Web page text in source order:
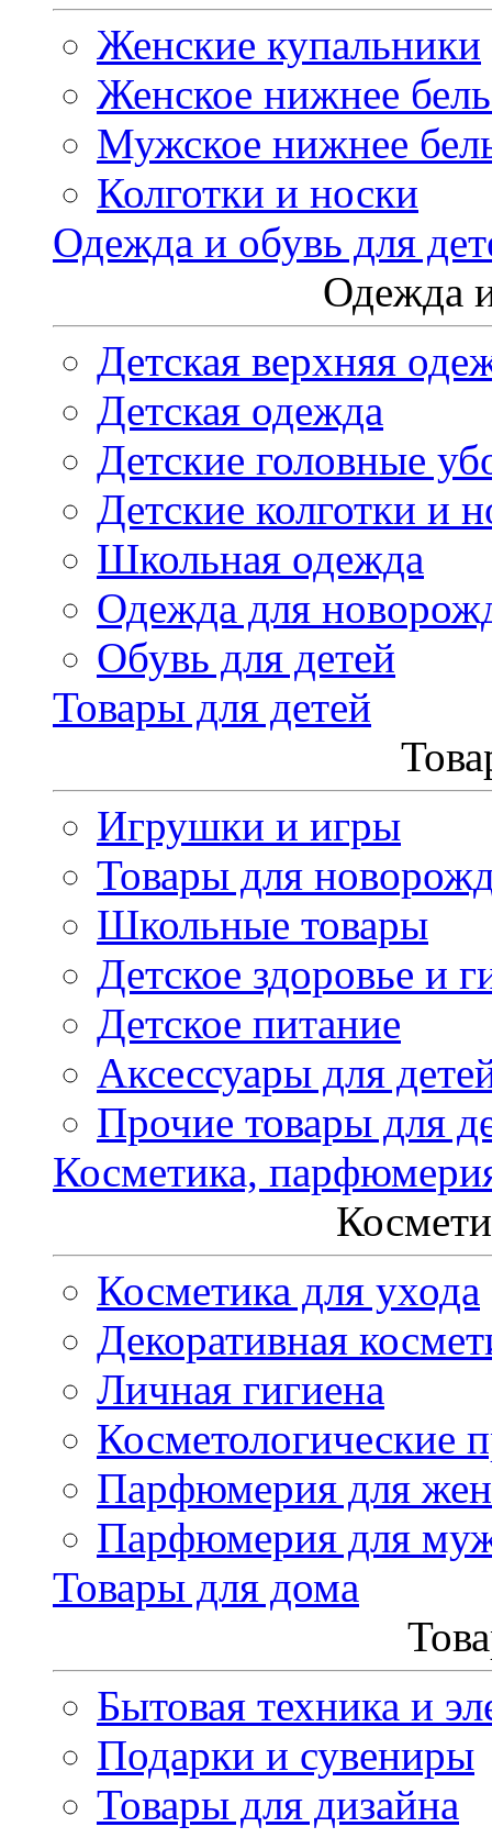
Женские купальники
Женское нижнее
Мужское нижнее
Колготки и носки
Одежда и обувь для
Одежда
Детская верхняя
Детская одежда
Детские головные
Детские колготки и
Школьная одежда
Одежда для
Обувь для детей
Товары для детей
Игрушки и игры
Товары для
Школьные товары
Детское здоровье и
Детское питание
Аксессуары для
Прочие товары для
Косметика,
Косметика для ухода
Декоративная
Личная гигиена
Косметологические
Парфюмерия для
Парфюмерия для
Товары для дома
Бытовая техника и
Подарки и сувениры
Товары для дизайна